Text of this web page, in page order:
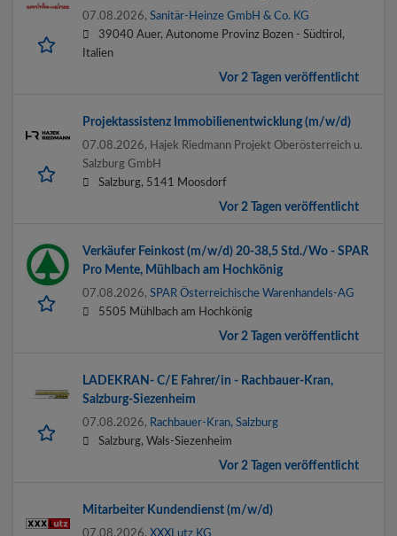
07.08.2026, Sanitär-Heinze GmbH & Co. KG
39040 Auer, Autonome Provinz Bozen - Südtirol,
Italien
Vor 2 Tagen veröffentlicht
Projektassistenz Immobilienentwicklung (m/w/d)
07.08.2026, Hajek Riedmann Projekt Oberösterreich u.
Salzburg GmbH
Salzburg, 5141 Moosdorf
Vor 2 Tagen veröffentlicht
Verkäufer Feinkost (m/w/d) 20-38,5 Std./Wo - SPAR
Pro Mente, Mühlbach am Hochkönig
07.08.2026, SPAR Österreichische Warenhandels-AG
5505 Mühlbach am Hochkönig
Vor 2 Tagen veröffentlicht
LADEKRAN- C/E Fahrer/in - Rachbauer-Kran,
Salzburg-Siezenheim
07.08.2026, Rachbauer-Kran, Salzburg
Salzburg, Wals-Siezenheim
Vor 2 Tagen veröffentlicht
Mitarbeiter Kundendienst (m/w/d)
07.08.2026, XXXLutz KG